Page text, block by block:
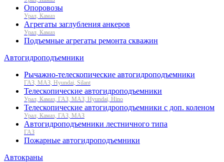
Опоровозы
Урал, Камаз
Агрегаты заглубления анкеров
Урал, Камаз
Подъемные агрегаты ремонта скважин
Автогидроподъемники
Рычажно-телескопические автогидроподъемники
ГАЗ, МАЗ, Hyundai, Silant
Телескопические автогидроподъемники
Урал, Камаз, ГАЗ, МАЗ, Hyundai, Hino
Телескопические автогидроподъемники с доп. коленом
Урал, Камаз, ГАЗ, МАЗ
Автогидроподъемники лестничного типа
ГАЗ
Пожарные автогидроподъемники
Автокраны